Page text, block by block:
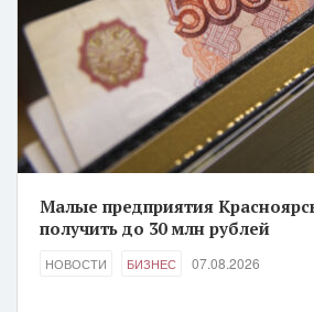
Малые предприятия
получить до 30 млн рублей
НОВОСТИ БИЗНЕС 07.08.2026